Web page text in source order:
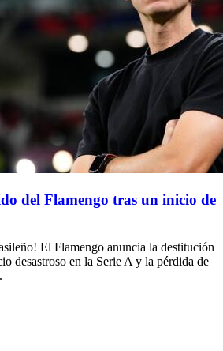
del Flamengo tras un inicio de
El Flamengo anuncia la destitución
desastroso en la Serie A y la pérdida de